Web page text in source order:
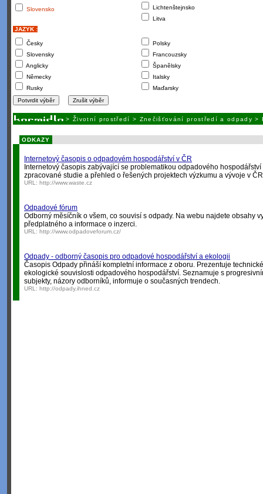
Slovensko
Lichtenštejnsko
Litva
JAZYK :
Česky
Slovensky
Anglicky
Německy
Rusky
Polsky
Francouzsky
Španělsky
Italsky
Maďarsky
> Životní prostředí > Znečišťování prostředí a odpady >
ODKAZY
Internetový časopis o odpadovém hospodářství v ČR
Internetový časopis zabývající se problematikou odpadového
zpracované studie a přehled o řešených projektech výzkumu a vývoje v
URL: http://www.waste.cz
Odpadové fórum
Odborný měsíčník o všem, co souvisí s odpady. Na webu najdete obsahy
předplatného a informace o inzerci.
URL: http://www.odpadoveforum.cz/
Odpady - odborný časopis pro odpadové hospodářství a ekologii
Časopis Odpady přináší kompletní informace z oboru. Prezentuje
ekologické souvislosti odpadového hospodářství. Seznamuje s
subjekty, názory odborníků, informuje o současných trendech.
URL: http://odpady.ihned.cz